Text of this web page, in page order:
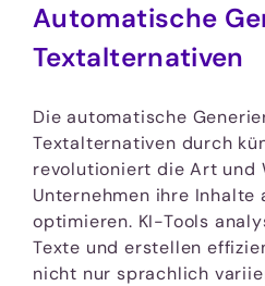
Automatische
Textalternativen
Die automatische
Textalternativen durch
revolutioniert die Art und
Unternehmen ihre Inhalte
optimieren. KI-Tools
Texte und erstellen
nicht nur sprachlich